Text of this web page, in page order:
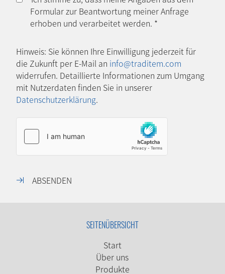
Formular zur Beantwortung meiner Anfrage
erhoben und verarbeitet werden. *
Hinweis: Sie können Ihre Einwilligung jederzeit für
die Zukunft per E-Mail an info@traditem.com
widerrufen. Detaillierte Informationen zum Umgang
mit Nutzerdaten finden Sie in unserer
Datenschutzerklärung.
ABSENDEN
SEITENÜBERSICHT
Start
Über uns
Produkte